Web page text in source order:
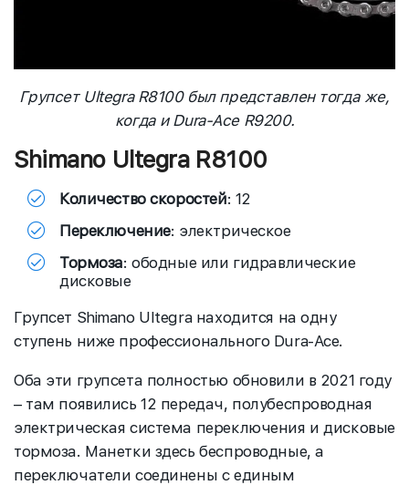
Групсет Ultegra R8100 был представлен тогда же,
когда и Dura-Ace R9200.
Shimano Ultegra R8100
Количество скоростей: 12
Переключение: электрическое
Тормоза: ободные или гидравлические
дисковые
Групсет Shimano Ultegra находится на одну
ступень ниже профессионального Dura-Ace.
Оба эти групсета полностью обновили в 2021 году
– там появились 12 передач, полубеспроводная
электрическая система переключения и дисковые
тормоза. Манетки здесь беспроводные, а
переключатели соединены с единым